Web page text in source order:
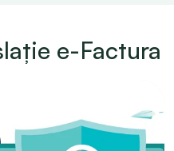
e-Factura